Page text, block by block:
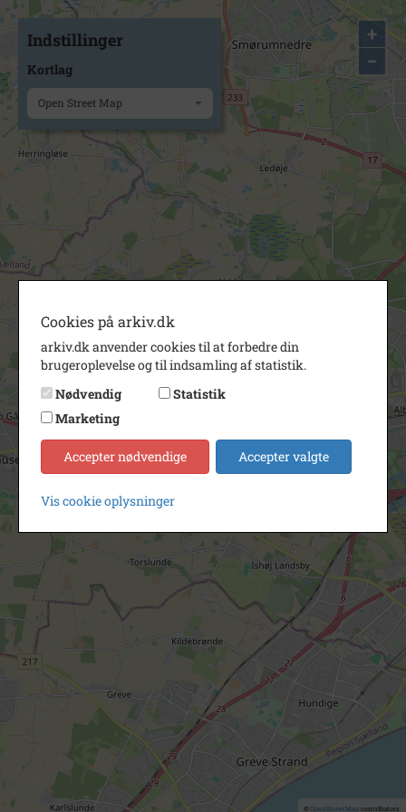
+
−
© OpenStreetMapcontributors.
Indstillinger
Kortlag
Open Street Map
Cookies på arkiv.dk
arkiv.dk anvender cookies til at forbedre din
brugeroplevelse og til indsamling af statistik.
Nødvendig
Statistik
Marketing
Accepter nødvendige Accepter valgte
Vis cookie oplysninger